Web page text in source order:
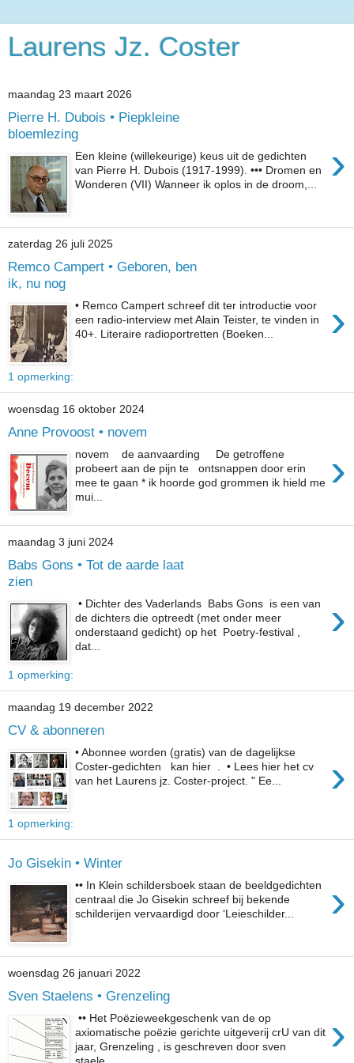
Laurens Jz. Coster
maandag 23 maart 2026
Pierre H. Dubois • Piepkleine
bloemlezing
›
Een kleine (willekeurige) keus uit de gedichten
van Pierre H. Dubois (1917-1999). ••• Dromen en
Wonderen (VII) Wanneer ik oplos in de droom,...
zaterdag 26 juli 2025
Remco Campert • Geboren, ben
ik, nu nog
›
• Remco Campert schreef dit ter introductie voor
een radio-interview met Alain Teister, te vinden in
40+. Literaire radioportretten (Boeken...
1 opmerking:
woensdag 16 oktober 2024
Anne Provoost • novem
›
novem de aanvaarding De getroffene
probeert aan de pijn te ontsnappen door erin
mee te gaan * ik hoorde god grommen ik hield me
mui...
maandag 3 juni 2024
Babs Gons • Tot de aarde laat
zien
›
• Dichter des Vaderlands Babs Gons is een van
de dichters die optreedt (met onder meer
onderstaand gedicht) op het Poetry-festival ,
dat...
1 opmerking:
maandag 19 december 2022
CV & abonneren
›
• Abonnee worden (gratis) van de dagelijkse
Coster-gedichten kan hier . • Lees hier het cv
van het Laurens jz. Coster-project. " Ee...
1 opmerking:
Jo Gisekin • Winter
›
•• In Klein schildersboek staan de beeldgedichten
centraal die Jo Gisekin schreef bij bekende
schilderijen vervaardigd door ‘Leieschilder...
woensdag 26 januari 2022
Sven Staelens • Grenzeling
›
•• Het Poëzieweekgeschenk van de op
axiomatische poëzie gerichte uitgeverij crU van dit
jaar, Grenzeling , is geschreven door sven